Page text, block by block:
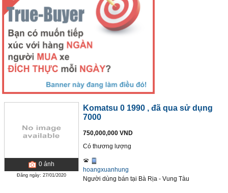
0 ảnh
Đăng ngày: 27/01/2020
Komatsu 0 1990 , đã qua sử dụng
7000
750,000,000 VND
Có thương lượng
hoangxuanhung
Người dùng bán tại Bà Rịa - Vung Tàu